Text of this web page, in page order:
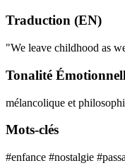
Traduction (EN)
"We leave childhood as
Tonalité
mélancolique et
Mots-clés
#enfance #nostalgie